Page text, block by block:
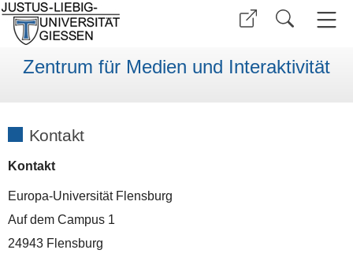
Zentrum für Medien und Interaktivität
Kontakt
Kontakt
Europa-Universität Flensburg
Auf dem Campus 1
24943 Flensburg